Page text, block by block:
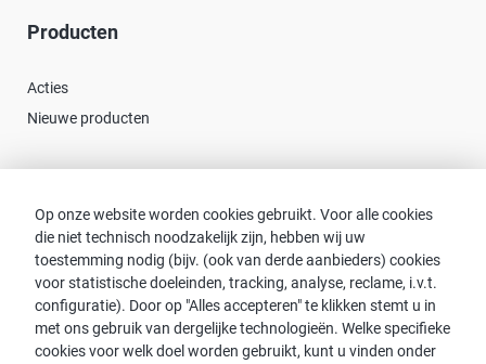
Op onze website worden cookies gebruikt. Voor alle cookies
die niet technisch noodzakelijk zijn, hebben wij uw
toestemming nodig (bijv. (ook van derde aanbieders) cookies
voor statistische doeleinden, tracking, analyse, reclame, i.v.t.
configuratie). Door op "Alles accepteren" te klikken stemt u in
met ons gebruik van dergelijke technologieën. Welke specifieke
cookies voor welk doel worden gebruikt, kunt u vinden onder
Producten
Acties
Nieuwe producten
Consulent zoeken
Contact met proWIN
Service-FAQ